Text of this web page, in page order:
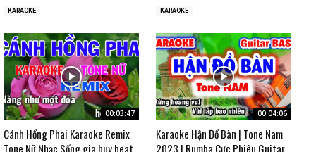
KARAOKE KARAOKE
00:03:47
Cánh Hồng Phai Karaoke Remix
Tone Nữ Nhạc Sống gia huy beat
00:04:06
Karaoke Hận Đồ Bàn | Tone Nam
2023 | Rumba Cực Phiêu Guitar